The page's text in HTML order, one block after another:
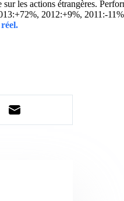
les actions étrangères.
2012:+9%, 2011:-